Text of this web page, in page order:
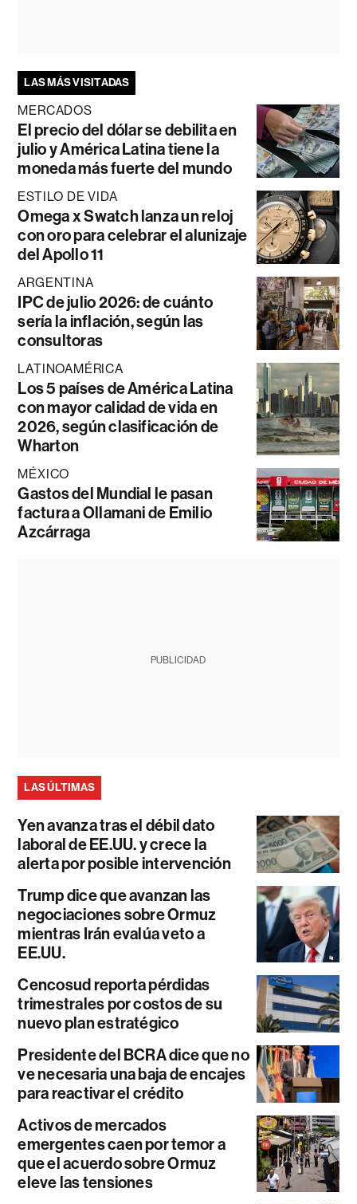
LAS MÁS VISITADAS
MERCADOS
El precio del dólar se debilita en
julio y América Latina tiene la
moneda más fuerte del mundo
ESTILO DE VIDA
Omega x Swatch lanza un reloj
con oro para celebrar el alunizaje
del Apollo 11
ARGENTINA
IPC de julio 2026: de cuánto
sería la inflación, según las
consultoras
LATINOAMÉRICA
Los 5 países de América Latina
con mayor calidad de vida en
2026, según clasificación de
Wharton
MÉXICO
Gastos del Mundial le pasan
factura a Ollamani de Emilio
Azcárraga
PUBLICIDAD
LAS ÚLTIMAS
Yen avanza tras el débil dato
laboral de EE.UU. y crece la
alerta por posible intervención
Trump dice que avanzan las
negociaciones sobre Ormuz
mientras Irán evalúa veto a
EE.UU.
Cencosud reporta pérdidas
trimestrales por costos de su
nuevo plan estratégico
Presidente del BCRA dice que no
ve necesaria una baja de encajes
para reactivar el crédito
Activos de mercados
emergentes caen por temor a
que el acuerdo sobre Ormuz
eleve las tensiones